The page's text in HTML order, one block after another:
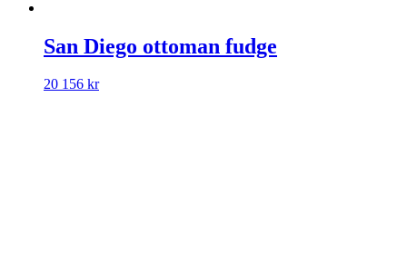
San Diego ottoman fudge
20 156 kr